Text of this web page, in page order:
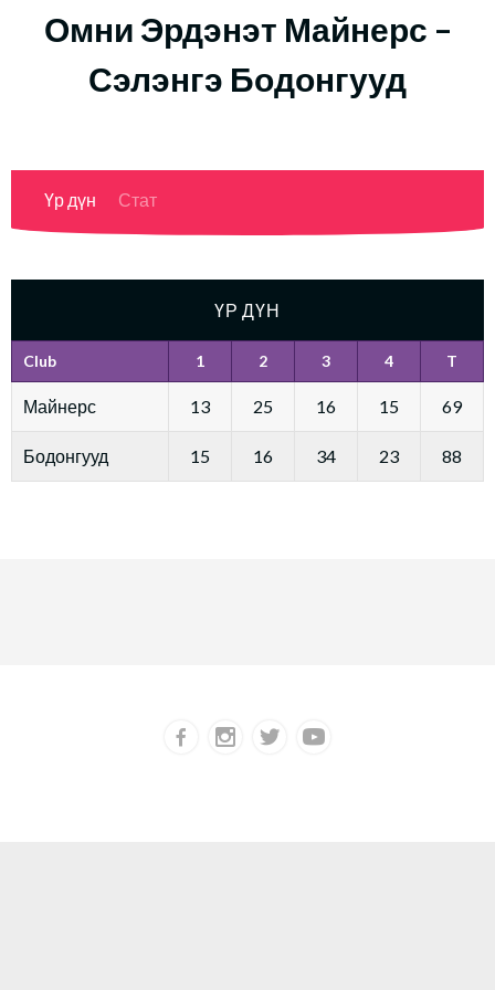
Омни Эрдэнэт Майнерс –
Сэлэнгэ Бодонгууд
Үр дүн Стат
ҮР ДҮН
Club 1 2 3 4 T
Майнерс 13 25 16 15 69
Бодонгууд 15 16 34 23 88